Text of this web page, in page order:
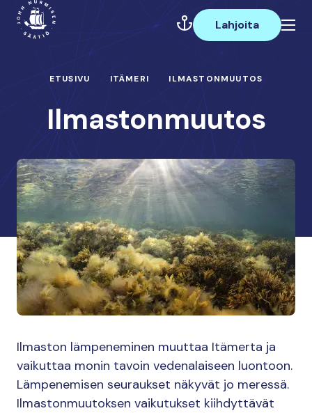
Hyppää
sisältöön
Päävalikko
Lahjoita
ETUSIVU ITÄMERI ILMASTONMUUTOS
Ilmastonmuutos
Ilmaston lämpeneminen muuttaa Itämerta ja
vaikuttaa monin tavoin vedenalaiseen luontoon.
Lämpenemisen seuraukset näkyvät jo meressä.
Ilmastonmuutoksen vaikutukset kiihdyttävät